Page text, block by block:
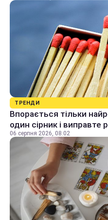
ТРЕНДИ
Впорається тільки
один сірник і виправте
06 серпня 2026, 08:02